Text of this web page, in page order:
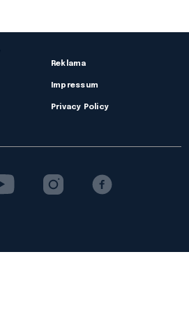
Reklama
Impressum
Privacy Policy